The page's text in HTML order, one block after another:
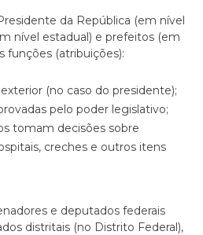
da República (em nível
nível estadual) e prefeitos (em
funções (atribuições):
(no caso do presidente);
pelo poder legislativo;
tomam decisões sobre
creches e outros itens
e deputados federais
distritais (no Distrito Federal),